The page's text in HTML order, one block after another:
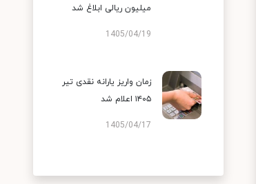
میلیون ریالی ابلاغ شد
1405/04/19
زمان واریز یارانه نقدی تیر
۱۴۰۵ اعلام شد
1405/04/17